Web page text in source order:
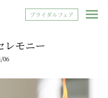
ブライダルフェア
レモニー
06